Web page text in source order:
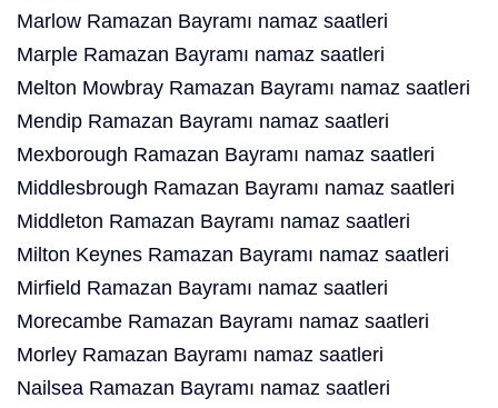
Marlow Ramazan Bayramı namaz saatleri
Marple Ramazan Bayramı namaz saatleri
Melton Mowbray Ramazan Bayramı namaz saatleri
Mendip Ramazan Bayramı namaz saatleri
Mexborough Ramazan Bayramı namaz saatleri
Middlesbrough Ramazan Bayramı namaz saatleri
Middleton Ramazan Bayramı namaz saatleri
Milton Keynes Ramazan Bayramı namaz saatleri
Mirfield Ramazan Bayramı namaz saatleri
Morecambe Ramazan Bayramı namaz saatleri
Morley Ramazan Bayramı namaz saatleri
Nailsea Ramazan Bayramı namaz saatleri